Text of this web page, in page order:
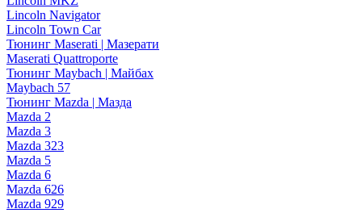
Lincoln Navigator
Lincoln Town Car
Тюнинг Maserati | Мазерати
Maserati Quattroporte
Тюнинг Maybach | Майбах
Maybach 57
Тюнинг Mazda | Мазда
Mazda 2
Mazda 3
Mazda 323
Mazda 5
Mazda 6
Mazda 626
Mazda 929